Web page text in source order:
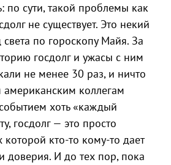
по сути, такой проблемы как
не существует. Это некий
света по гороскопу Майя. За
госдолг и ужасы с ним
не менее 30 раз, и ничто
коллегам
хоть «каждый
госдолг — это просто
которой кто-то кому-то дает
доверия. И до тех пор, пока